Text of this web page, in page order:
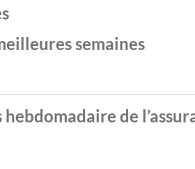
semaines
de